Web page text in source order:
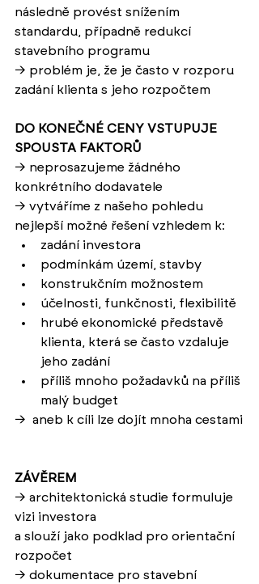
následně provést snížením
standardu, případně redukcí
stavebního programu
→ problém je, že je často v rozporu
zadání klienta s jeho rozpočtem
DO KONEČNÉ CENY VSTUPUJE
SPOUSTA FAKTORŮ
→ neprosazujeme žádného
konkrétního dodavatele
→ vytváříme z našeho pohledu
nejlepší možné řešení vzhledem k:
zadání investora
podmínkám území, stavby
konstrukčním možnostem
účelnosti, funkčnosti, flexibilitě
hrubé ekonomické představě
klienta, která se často vzdaluje
jeho zadání
příliš mnoho požadavků na příliš
malý budget
→ aneb k cíli lze dojít mnoha cestami
ZÁVĚREM
→ architektonická studie formuluje
vizi investora
a slouží jako podklad pro orientační
rozpočet
→ dokumentace pro stavební